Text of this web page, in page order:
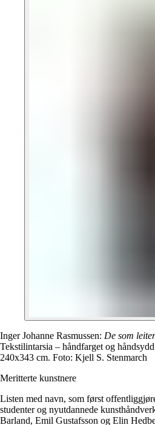
Inger Johanne Rasmussen: De som
Tekstilintarsia – håndfarget og
240x343 cm. Foto: Kjell S. Stenmarch
Meritterte kunstnere
Listen med navn, som først
studenter og nyutdannede
Barland, Emil Gustafsson og Elin